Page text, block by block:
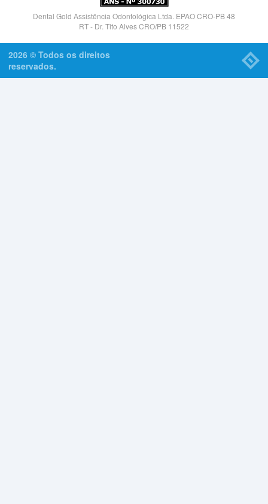
Dental Gold Assistência Odontológica Ltda. EPAO CRO-PB 48
RT - Dr. Tito Alves CRO/PB 11522
2026 © Todos os direitos
reservados.